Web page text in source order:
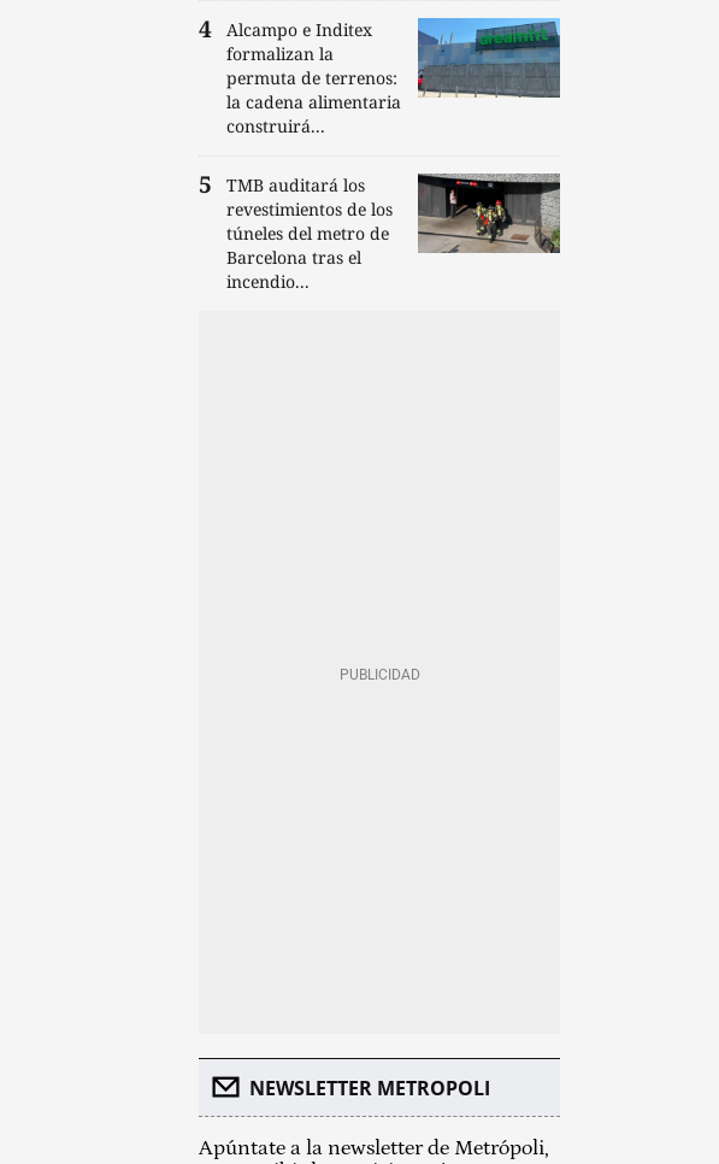
Alcampo e Inditex
formalizan la
permuta de terrenos:
la cadena alimentaria
construirá...
TMB auditará los
revestimientos de los
túneles del metro de
Barcelona tras el
incendio...
NEWSLETTER METROPOLI
Apúntate a la newsletter de Metrópoli,